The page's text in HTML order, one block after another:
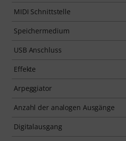
MIDI Schnittstelle
Speichermedium
USB Anschluss
Effekte
Arpeggiator
Anzahl der analogen Ausgänge
Digitalausgang